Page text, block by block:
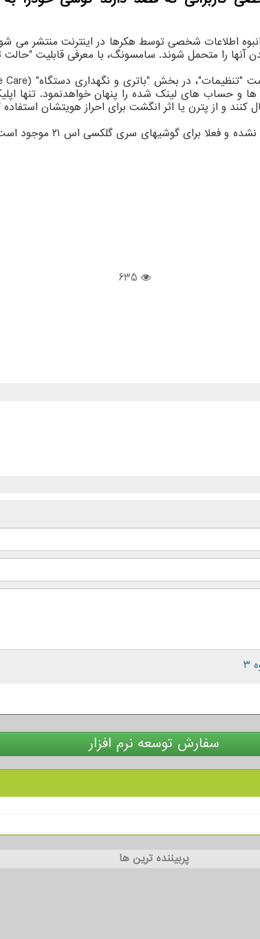
انبوه اطلاعات شخصی توسط هکرها در اینترنت منتشر می
را متحمل شوند. سامسونگ، با معرفی قابلیت "حالت
ها و حساب های لینک شده را پنهان خواهدنمود. تنها
و از پترن یا اثر انگشت برای احراز هویتشان استفاده
بر اساس گزارش وب سایت
635
سفارش توسعه نرم افزار
پربیننده ترین ها